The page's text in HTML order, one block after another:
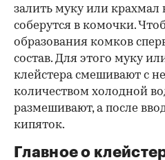
залить муку или крахмал
соберутся в комочки.
образования комков
состав. Для этого муку
клейстера смешивают с
количеством холодной
размешивают, а после
кипяток.
Главное о